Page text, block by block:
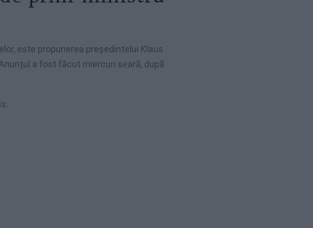
este propunerea președintelui Klaus
a fost făcut miercuri seară, după